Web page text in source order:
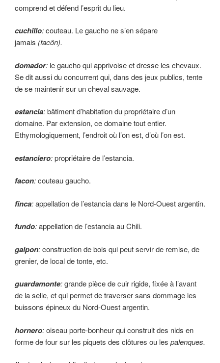
comprend et défend l’esprit du lieu.
cuchillo:couteau. Le gaucho ne s’en sépare
jamais (facôn).
domador: le gaucho qui apprivoise et dresse les chevaux.
Se dit aussi du concurrent qui, dans des jeux publics, tente
de se maintenir sur un cheval sauvage.
estancia:bâtiment d’habitation du proprié­taire d’un
domaine. Par extension, ce domaine tout entier.
Ethymologiquement, l’endroit où l’on est, d’où l’on est.
estanciero:propriétaire de l’estancia.
facon:couteau gaucho.
finca:appellation de l’estancia dans le Nord-Ouest argentin.
fundo:appellation de l’estancia au Chili.
galpon:construction de bois qui peut servir de remise, de
grenier, de local de tonte, etc.
guardamonte:grande pièce de cuir rigide, fixée à l’avant
de la selle, et qui permet de tra­verser sans dommage les
buissons épineux du Nord-Ouest argentin.
hornero:oiseau porte-bonheur qui construit des nids en
forme de four sur les piquets des clôtures ou les palenques.